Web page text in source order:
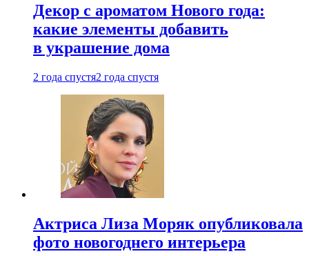
Декор с ароматом Нового года:
какие элементы добавить
в украшение дома
2 года спустя2 года спустя
Актриса Лиза Моряк опубликовала
фото новогоднего интерьера